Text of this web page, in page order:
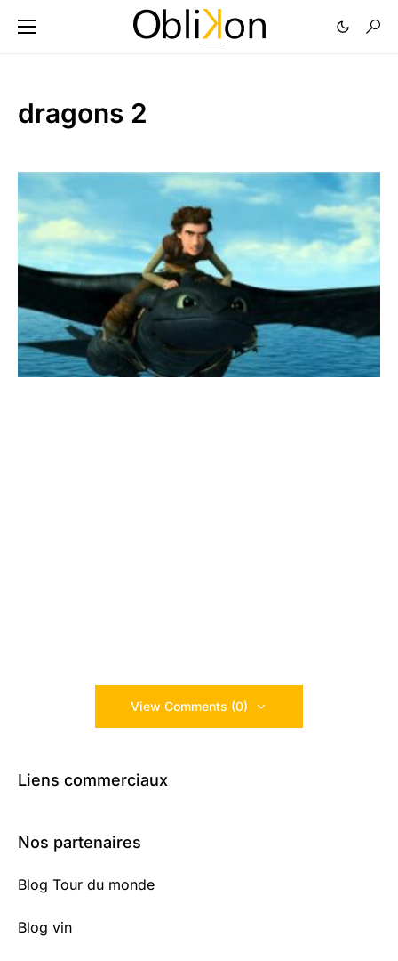
dragons 2
View Comments (0)
Liens commerciaux
Nos partenaires
Blog Tour du monde
Blog vin